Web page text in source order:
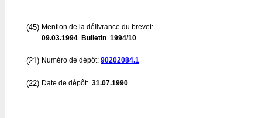
(45) Mention de la délivrance du brevet:
09.03.1994 Bulletin 1994/10
(21) Numéro de dépôt: 90202084.1
(22) Date de dépôt: 31.07.1990